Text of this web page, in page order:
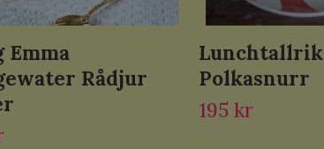
Emma
Rådjur
Lunchtallrik
Polkasnurr
195 kr